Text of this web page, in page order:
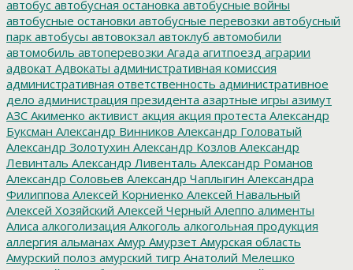
автобус автобусная остановка автобусные войны
автобусные остановки автобусные перевозки автобусный
парк автобусы автовокзал автоклуб автомобили
автомобиль автоперевозки Агада агитпоезд аграрии
адвокат Адвокаты административная комиссия
административная ответственность административное
дело администрация президента азартные игры азимут
АЗС Акименко активист акция акция протеста Александр
Буксман Александр Винников Александр Головатый
Александр Золотухин Александр Козлов Александр
Левинталь Александр Ливенталь Александр Романов
Александр Соловьев Александр Чаплыгин Александра
Филиппова Алексей Корниенко Алексей Навальный
Алексей Хозяйский Алексей Черный Алеппо алименты
Алиса алкоголизация Алкоголь алкогольная продукция
аллергия альманах Амур Амурзет Амурская область
Амурский полоз амурский тигр Анатолий Мелешко